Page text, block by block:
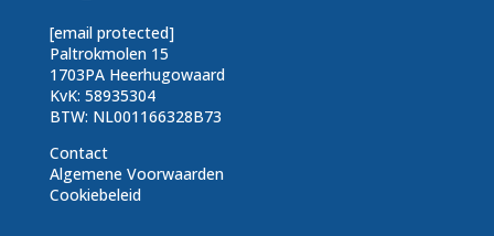
[email protected]
Paltrokmolen 15
1703PA Heerhugowaard
KvK: 58935304
BTW: NL001166328B73
Contact
Algemene Voorwaarden
Cookiebeleid